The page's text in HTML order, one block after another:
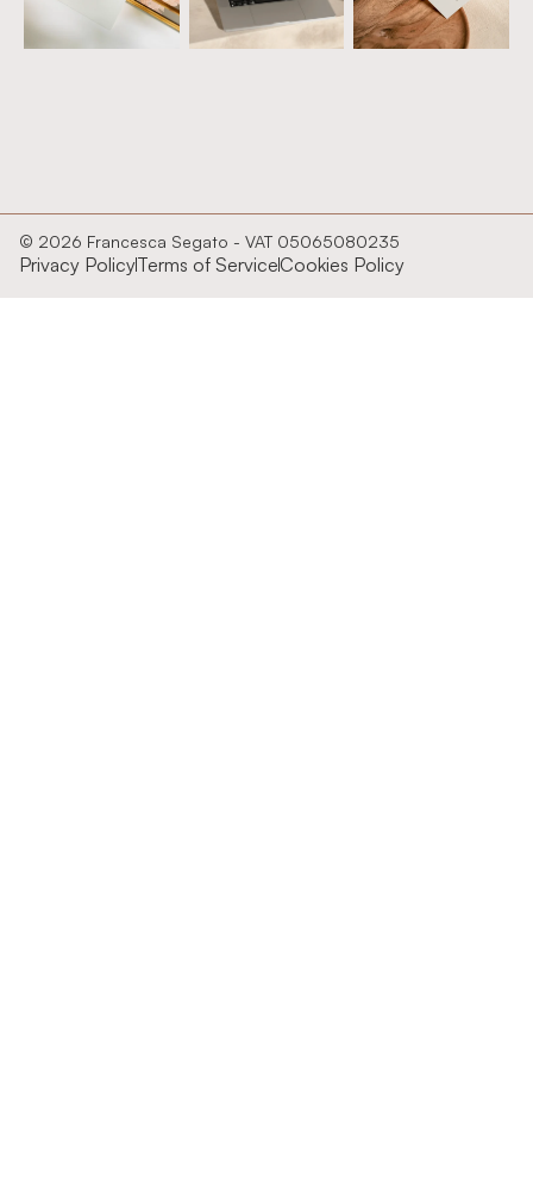
© 2026 Francesca Segato - VAT 05065080235
Privacy PolicyTerms of ServiceCookies Policy